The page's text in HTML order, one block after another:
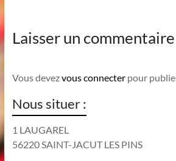
Laisser un commentaire
Vous devezvous connecterpour
Nous situer :
1 LAUGAREL
56220 SAINT-JACUT LES PINS